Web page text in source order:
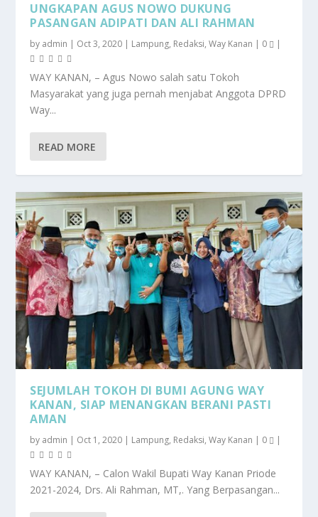
UNGKAPAN AGUS NOWO DUKUNG
PASANGAN ADIPATI DAN ALI RAHMAN
by admin | Oct 3, 2020 | Lampung, Redaksi,Way Kanan | 0 |
WAY KANAN, – Agus Nowo salah satu Tokoh
Masyarakat yang juga pernah menjabat Anggota DPRD
Way...
READ MORE
SEJUMLAH TOKOH DI BUMI AGUNG WAY
KANAN, SIAP MENANGKAN BERANI PASTI
AMAN
by admin | Oct 1, 2020 | Lampung, Redaksi,Way Kanan | 0 |
WAY KANAN, – Calon Wakil Bupati Way Kanan Priode
2021-2024, Drs. Ali Rahman, MT,. Yang Berpasangan...